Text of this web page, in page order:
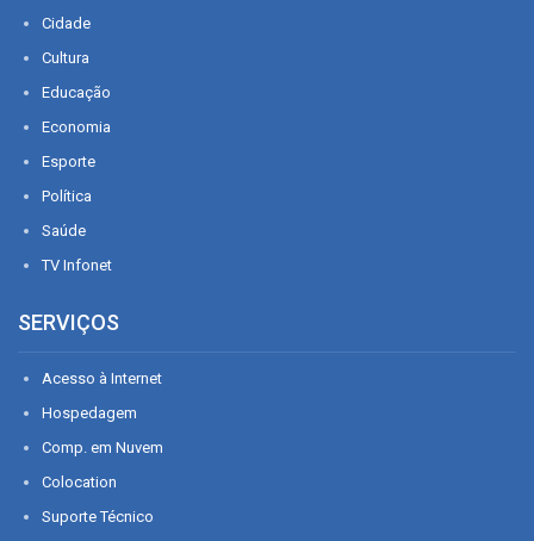
Cidade
Cultura
Educação
Economia
Esporte
Política
Saúde
TV Infonet
SERVIÇOS
Acesso à Internet
Hospedagem
Comp. em Nuvem
Colocation
Suporte Técnico